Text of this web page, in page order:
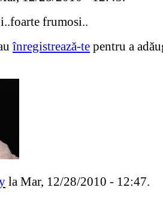
frumosi..
înregistrează-te pentru a
la Mar, 12/28/2010 - 12:47.